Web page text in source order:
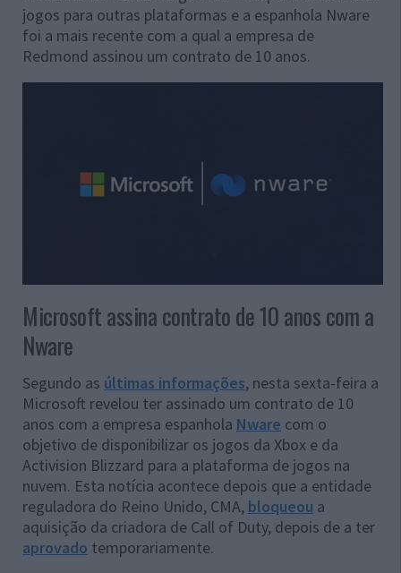
jogos para outras plataformas e a espanhola Nware
foi a mais recente com a qual a empresa de
Redmond assinou um contrato de 10 anos.
Microsoft assina contrato de 10 anos com a
Nware
Segundo as últimas informações, nesta sexta-feira a
Microsoft revelou ter assinado um contrato de 10
anos com a empresa espanhola Nware com o
objetivo de disponibilizar os jogos da Xbox e da
Activision Blizzard para a plataforma de jogos na
nuvem. Esta notícia acontece depois que a entidade
reguladora do Reino Unido, CMA, bloqueou a
aquisição da criadora de Call of Duty, depois de a ter
aprovado temporariamente.